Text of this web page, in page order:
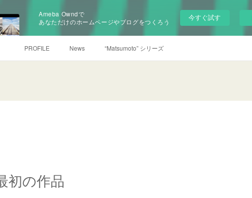
Ameba Owndで
あなただけのホームページやブログをつくろう
今すぐ試す
PROFILE News “Matsumoto” シリーズ
の作品